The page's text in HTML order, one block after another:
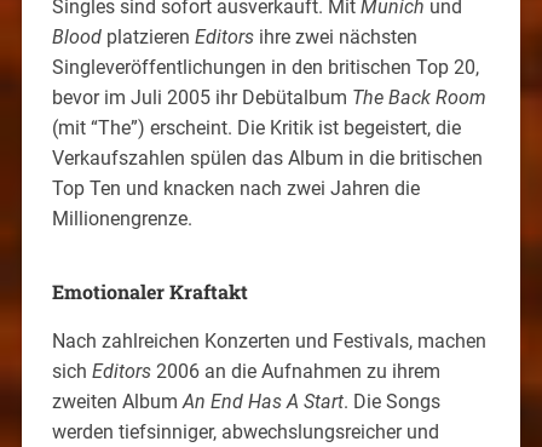
Singles sind sofort ausverkauft. Mit Munich und
Bloodplatzieren Editorsihre zwei nächsten
Singleveröffentlichungen in den britischen Top 20,
bevor im Juli 2005 ihr Debütalbum The Back Room
(mit “The”) erscheint. Die Kritik ist begeistert, die
Verkaufszahlen spülen das Album in die britischen
Top Ten und knacken nach zwei Jahren die
Millionengrenze.
Emotionaler Kraftakt
Nach zahlreichen Konzerten und Festivals, machen
sich Editors2006 an die Aufnahmen zu ihrem
zweiten AlbumAn End Has A Start. Die Songs
werden tiefsinniger, abwechslungsreicher und